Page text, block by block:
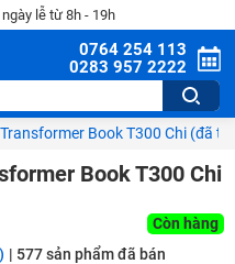
lễ từ 8h - 19h
0764 254 113
0283 957 2222
Book T300 Chi (đã
Book T300 Chi
Còn hàng
| 577sản phẩm đã bán